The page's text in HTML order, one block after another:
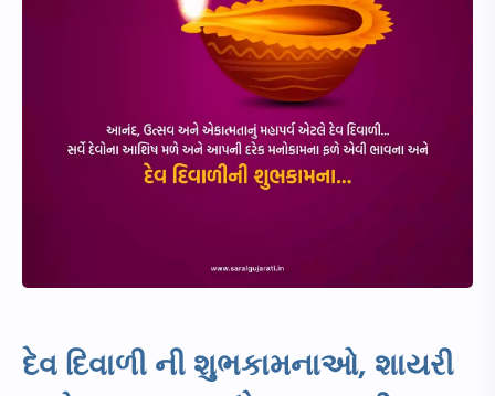
દેવ દિવાળી ની શુભકામનાઓ, શાયરી